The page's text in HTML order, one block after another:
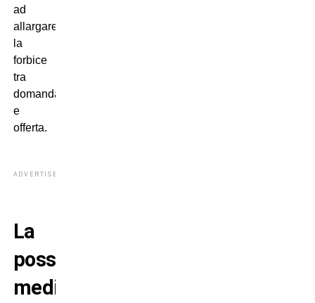
ad
allargare
la
forbice
tra
domanda
e
offerta.
ADVERTISEMENT
La
possibile
mediazione